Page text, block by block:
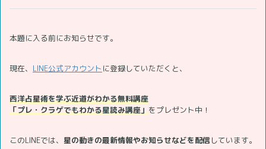
本題に入る前にお知らせです。
現在、 LINE公式アカウント に登録していただくと、
西洋占星術を学ぶ近道がわかる無料講座
「プレ・クラゲでもわかる星読み講座」をプレゼント中！
このLINEでは、 星の動きの最新情報やお知らせなどを配信しています。